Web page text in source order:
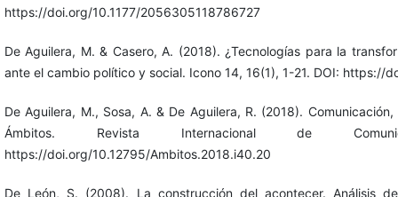
https://doi.org/10.1177/2056305118786727
De Aguilera, M. & Casero, A. (2018). ¿Tecnologías para la
ante el cambio político y social. Icono 14, 16(1), 1-21. DOI: https://
De Aguilera, M., Sosa, A. & De Aguilera, R. (2018).
Ámbitos. Revista Internacional de
https://doi.org/10.12795/Ambitos.2018.i40.20
De León, S. (2008). La construcción del acontecer. Análisis